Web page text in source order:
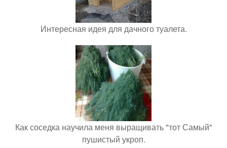
Интересная идея для дачного туалета.
Как соседка научила меня выращивать "тот Самый"
пушистый укроп.